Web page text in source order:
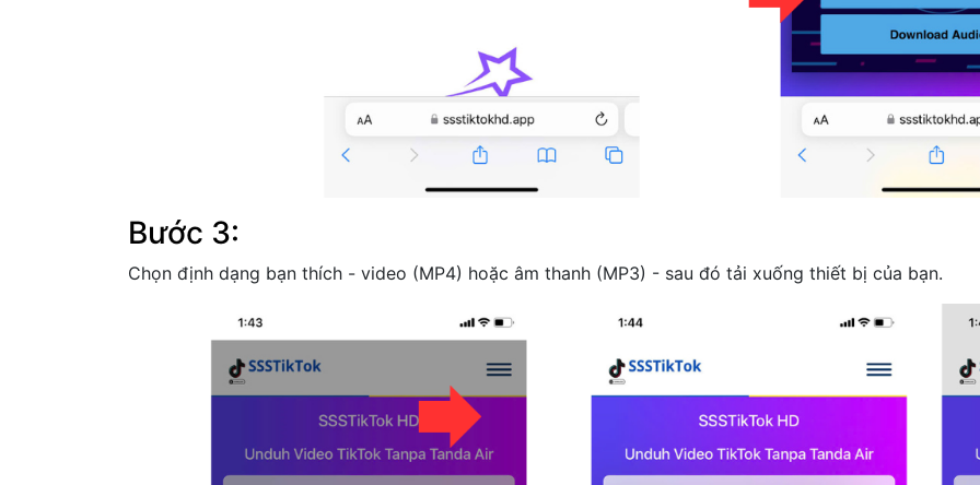
Bước 3:
Chọn định dạng bạn thích - video (MP4) hoặc âm thanh (MP3) - sau đó tải xuống thiết bị của bạn.